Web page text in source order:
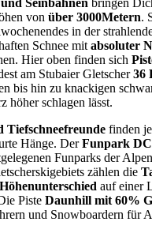
von über 3000Metern.
in der
Schnee mit absoluter
Hier oben finden sich
am Stubaier Gletscher36
bis hin zu knackigen
höher schlagen lässt.
Tiefschneefreunde finden
Hänge. DerFunpark
Funparks der
zählen die
auf einer
Piste Daunhill mit 60%
und Snowboardern für